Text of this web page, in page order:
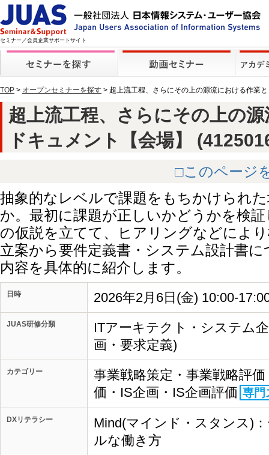
セミナー／会員企業サポートサイト
TOP > オープンセミナーを探す > 超上流工程、さらにその上の源流における作業
超上流工程、さらにその上の
ドキュメント【会場】
□このページ
抽象的なレベルで課題をもちかけられ
か。最初に課題が正しいかどうかを検
の仮説を立てて、ヒアリングなどによ
立案から要件定義書・システム設計書
内容を具体的に紹介します。
日時 2026年2月6日(金) 10:00-
JUAS研修分類
ITアーキテクト・システム
画・要求定義)
カテゴリー
事業戦略策定・事業戦略評
価・IS企画・IS企画評価 専門
DXリテラシー
Mind(マインド・スタンス)
ルな働き方